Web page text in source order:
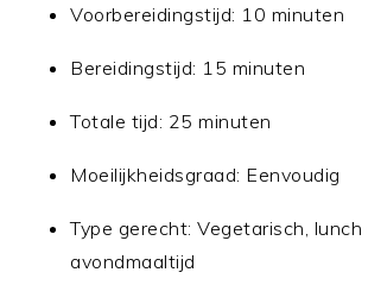
Voorbereidingstijd: 10 minuten
Bereidingstijd: 15 minuten
Totale tijd: 25 minuten
Moeilijkheidsgraad: Eenvoudig
Type gerecht: Vegetarisch,
avondmaaltijd